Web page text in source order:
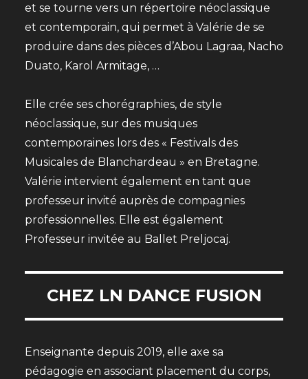
et se tourne vers un répertoire néoclassique
et contemporain, qui permet à Valérie de se
produire dans des pièces d’Abou Lagraa, Nacho
Duato, Karol Armitage, …
Elle crée ses chorégraphies, de style
néoclassique, sur des musiques
contemporaines lors des « Festivals des
Musicales de Blanchardeau » en Bretagne.
Valérie intervient également en tant que
professeur invité auprès de compagnies
professionnelles. Elle est également
Professeur invitée au Ballet Preljocaj.
CHEZ LN DANCE FUSION
Enseignante depuis 2019, elle axe sa
pédagogie en associant placement du corps,